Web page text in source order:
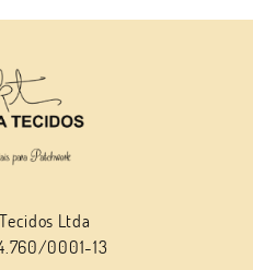
Ltda
0001-13